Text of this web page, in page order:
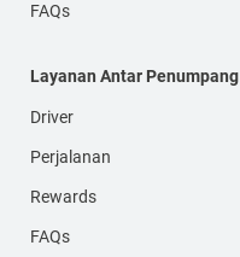
FAQs
Layanan Antar Penumpang
Driver
Perjalanan
Rewards
FAQs